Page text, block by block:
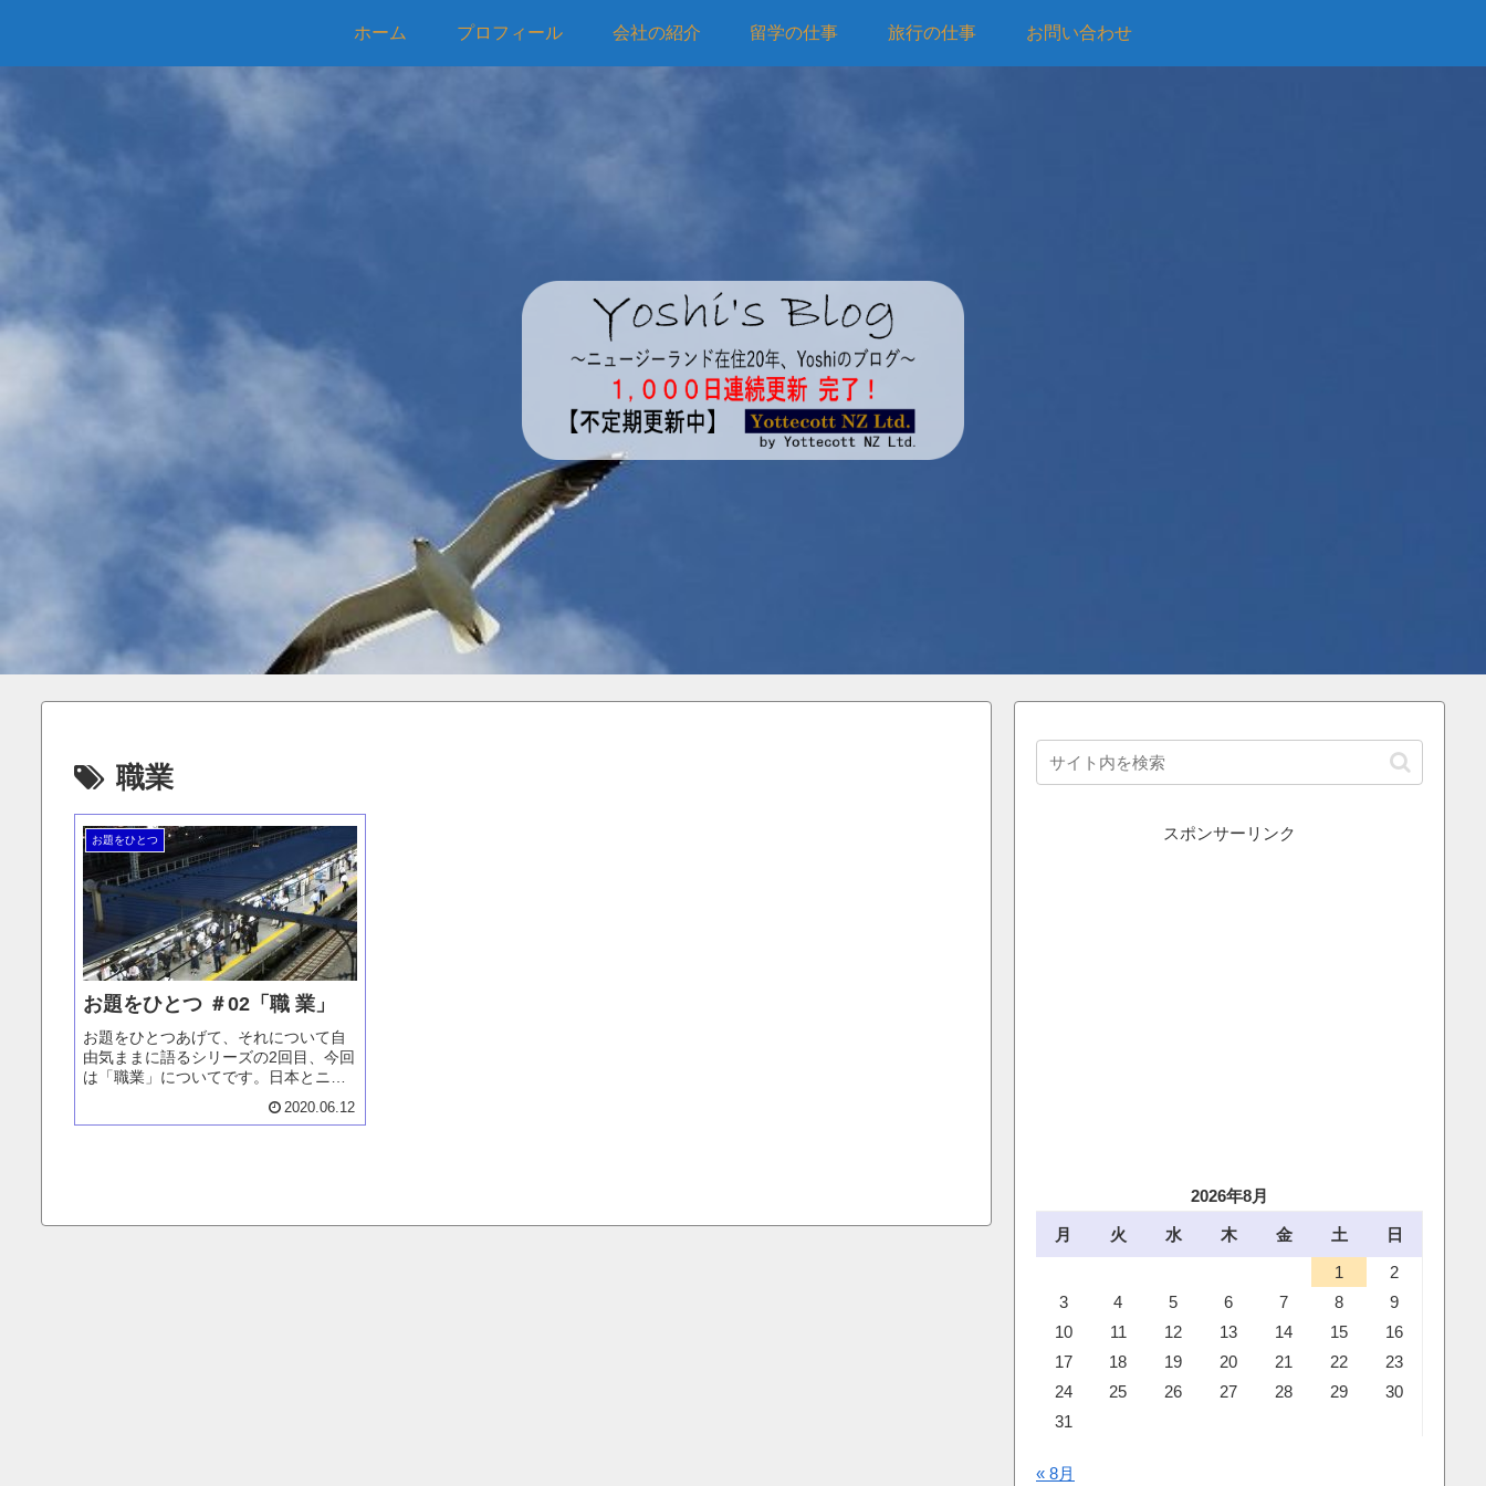
ホーム プロフィール 会社の紹介 留学の仕事 旅行の仕事 お問い合わせ
職業
お題をひとつ
お題をひとつ ＃02「職 業」
お題をひとつあげて、それについて自
由気ままに語るシリーズの2回目、今回
は「職業」についてです。日本とニュ
ージーランドの両国に生きながら、日
本人である自分。そんな自分が思う職
2020.06.12
スポンサーリンク
2026年8月
月 火 水 木 金 土
日
1
2
3
4 5 6 7 8
9
10
11 12 13 14 15
16
17
18 19 20 21 22
23
24
25 26 27 28 29
30
31
« 8月